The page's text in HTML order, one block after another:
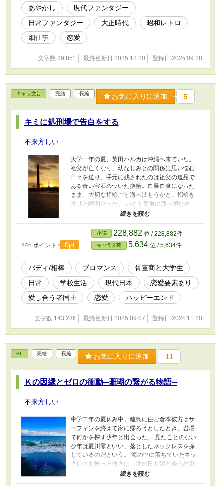
感謝を告げるものだった。人懐っこい鴉は人に
飼われていたもので、飼い主との秘密の文通は
続いていった。 そんな生活が続いていく中、父
が暗殺されたという知らせが届いた。愛する妹
と離れ離れになり、椿は伯父の家へ引き取られ
ることになる。 ことあるごとに伯父は椿の身体
に触れようとする。そのたびに椿は逃げるよう
き、窓から入ってきたのは天狗のお面をつけた
男だった。 ちょうどそのとき、大きな地震が起
た。 彼は人間ではなく、あのとき助けてもらっ
た鴉天狗だと言う。 家を失った椿は、人間の姿
めることになった──。
あやかし
現代ファンタジー
日常ファンタジー
大正時代
昭和レトロ
畑仕事
恋愛
文字数 39,851 最終更新日 2025.12.20 登録日 2025.09.28
キャラ文芸 完結 長編 お気に入りに追加 5
キミに処刑場で告白をする
不来方しい
大学一年の夏、英田ハルカは沖縄へ来ていた。
祖父が亡くなり、幼なじみとの関係に思い悩む
日々を送り、手元に残されたのは祖父の遺品で
ある青い宝石のついた指輪。自暴自棄になった
まま、大切な指輪ごと海へ沈もうかと、指輪を
投げた瞬間だった。 いとも簡単に海へ飛び込
み、指輪を拾おうとする男が現れた。落ちた男
を助けようとハルカも海へ飛び込むが、結局は
彼に助けられてしまう。 彼はフィンリーと名乗
り、アンティーク・ディーラーとして仕事のた
めに沖縄へきたと告げる。 フィンリーはハルカ
に対し「指輪を鑑定させてほしい」と頼んだ。
探しているものがあるようで、何かの縁だとハ
ルカも承諾する。 東京へ戻ってからも縁が重な
り、ハルカはフィンリーの店で働くことになっ
た。 アルバイトを始めてからまもなくの頃、大
学で舞台の無料チケットをもらえたハルカは、
ミュージカル『クレオパトラ』を観にいくこと
になった。ステージ上で苦しむクレオパトラ役
に、何かがおかしいと気づく。亡くなる場面で
発生したと席を立つ。 そこにはなぜかフィンリ
ーもいて、ふたりは事件に巻き込まれていく。
クレオパトラ役が身につけていたネックレス
な劇団を渡り歩いてきては、まとう者の身に不
カは無実を晴らすべく独りで動こうと心に誓
う。
24h.ポイント 0pt
小説 228,882 位 / 228,882件
キャラ文芸 5,634 位 / 5,634件
バディ/相棒 ブロマンス
骨董商と大学生
日常
学校生活 現代日本
恋愛要素あり
愛し合う者同士
恋愛 ハッピーエンド
文字数 143,236 最終更新日 2025.09.07 登録日 2024.11.20
BL 完結 長編 お気に入りに追加 11
Ｋの因縁とゼロの衝動─珊瑚の繋がる物語─
不来方しい
中学二年の夏休み中、離島に住む倉本彼方はサ
ーフィンを終えて家に帰ろうとしたとき、岩場
で何かを探す少年と出会った。 見たことのない
少年は夏川零といい、落としたネックレスを探
しているのだという。 海の中に落ちていたネッ
クレスを拾った彼方は、次の日も零と会う約束
をする。 同い年だという零は、今まで出会った
ことのない不思議な空気感の中で生きていて、